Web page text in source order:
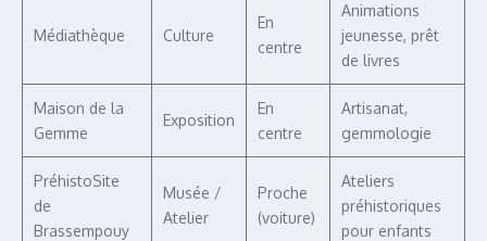
Médiathèque Culture
En
centre
Animations
jeunesse, prêt
de livres
Maison de la
Gemme
Exposition
En
centre
Artisanat,
gemmologie
PréhistoSite
de
Brassempouy
Musée /
Atelier
Proche
(voiture)
Ateliers
préhistoriques
pour enfants